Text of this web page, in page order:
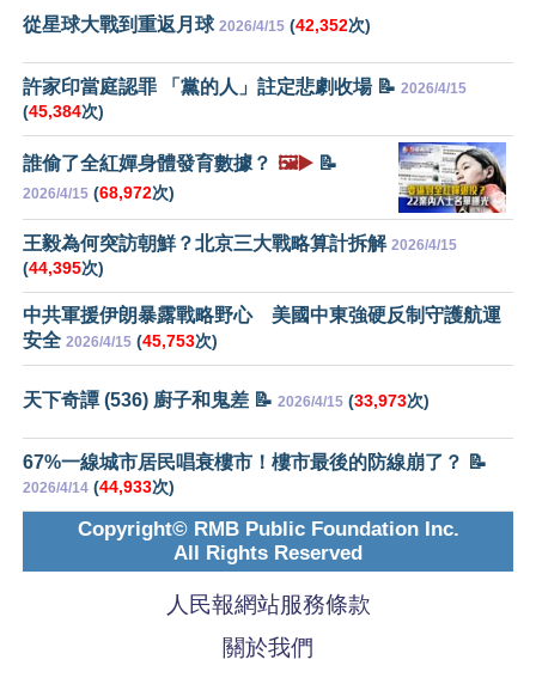
從星球大戰到重返月球 2026/4/15 (42,352次)
許家印當庭認罪 「黨的人」註定悲劇收場 📝 2026/4/15
(45,384次)
誰偷了全紅嬋身體發育數據？ 🖼️▶️ 📝
2026/4/15 (68,972次)
王毅為何突訪朝鮮？北京三大戰略算計拆解 2026/4/15
(44,395次)
中共軍援伊朗暴露戰略野心 美國中東強硬反制守護航運
安全 2026/4/15 (45,753次)
天下奇譚 (536) 廚子和鬼差 📝 2026/4/15 (33,973次)
67%一線城市居民唱衰樓市！樓市最後的防線崩了？ 📝
2026/4/14 (44,933次)
Copyright© RMB Public Foundation Inc.
All Rights Reserved
人民報網站服務條款
關於我們